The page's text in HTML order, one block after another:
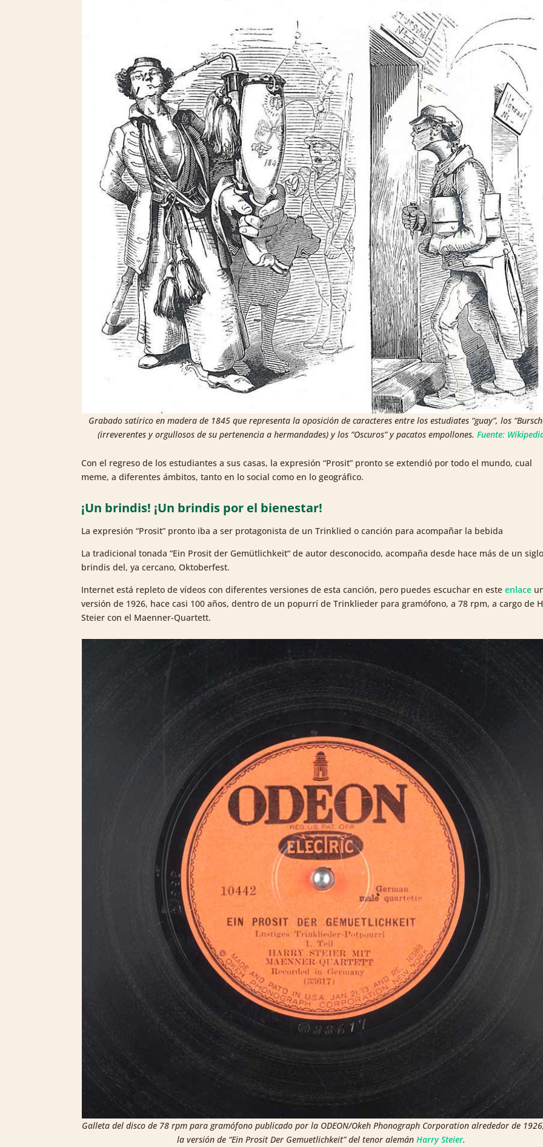
Grabado satírico en madera de 1845 que representa la oposición de caracteres entre los estudiates “guay”, los
(irreverentes y orgullosos de su pertenencia a hermandades) y los “Oscuros” y pacatos empollones. Fuente:
Con el regreso de los estudiantes a sus casas, la expresión “Prosit” pronto se extendió por todo el mundo, cual
meme, a diferentes ámbitos, tanto en lo social como en lo geográfico.
¡Un brindis! ¡Un brindis por el bienestar!
La expresión “Prosit” pronto iba a ser protagonista de un Trinklied o canción para acompañar la bebida
La tradicional tonada “Ein Prosit der Gemütlichkeit“ de autor desconocido, acompaña desde hace más de un
brindis del, ya cercano, Oktoberfest.
Internet está repleto de vídeos con diferentes versiones de esta canción, pero puedes escuchar en esteenlace
versión de 1926, hace casi 100 años, dentro de un popurrí de Trinklieder para gramófono, a 78 rpm, a cargo de
Steier con el Maenner-Quartett.
Galleta del disco de 78 rpm para gramófono publicado por la ODEON/Okeh Phonograph Corporation alrededor de
la versión de “Ein Prosit Der Gemuetlichkeit” del tenor alemánHarry Steier.